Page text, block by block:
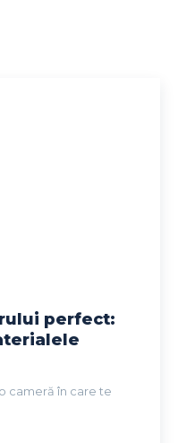
perfect:
cameră în care te